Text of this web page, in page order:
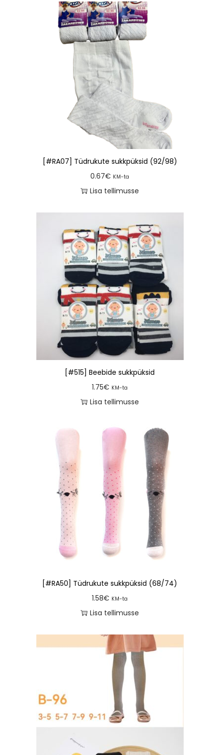
[#RA07] Tüdrukute sukkpüksid (92/98)
0.67€ KM-ta
Lisa tellimusse
[#515] Beebide sukkpüksid
1.75€ KM-ta
Lisa tellimusse
[#RA50] Tüdrukute sukkpüksid (68/74)
1.58€ KM-ta
Lisa tellimusse